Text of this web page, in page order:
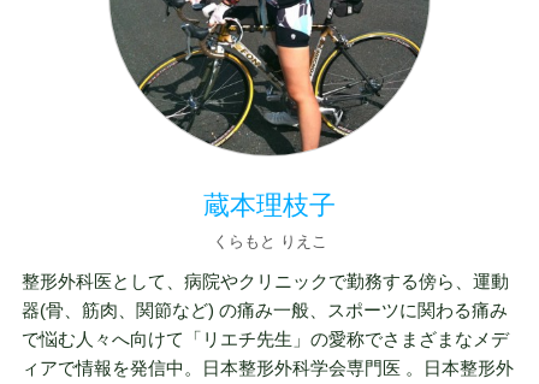
蔵本理枝子
くらもと りえこ
整形外科医として、病院やクリニックで勤務する傍ら、運動
器(骨、筋肉、関節など) の痛み一般、スポーツに関わる痛み
で悩む人々へ向けて「リエチ先生」の愛称でさまざまなメデ
ィアで情報を発信中。日本整形外科学会専門医 。日本整形外